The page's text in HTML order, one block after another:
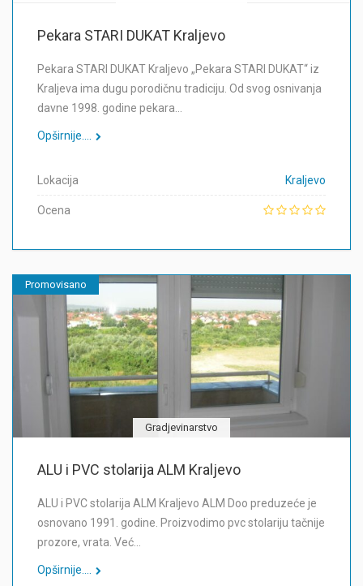
Pekara STARI DUKAT Kraljevo
Pekara STARI DUKAT Kraljevo „Pekara STARI DUKAT“ iz
Kraljeva ima dugu porodičnu tradiciju. Od svog osnivanja
davne 1998. godine pekara…
Opširnije....
Lokacija Kraljevo
Ocena
Promovisano
Gradjevinarstvo
ALU i PVC stolarija ALM Kraljevo
ALU i PVC stolarija ALM Kraljevo ALM Doo preduzeće je
osnovano 1991. godine. Proizvodimo pvc stolariju tačnije
prozore, vrata. Već…
Opširnije....